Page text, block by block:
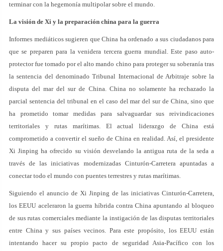
terminar con la hegemonía multipolar sobre el mundo.
La visión de Xi y la preparación china para la guerra
Informes mediáticos sugieren que China ha ordenado a sus ciudadanos para
que se preparen para la venidera tercera guerra mundial. Este paso auto-
protector fue tomado por el alto mando chino para proteger su soberanía tras
la sentencia del denominado Tribunal Internacional de Arbitraje sobre la
disputa del mar del sur de China. China no solamente ha rechazado la
parcial sentencia del tribunal en el caso del mar del sur de China, sino que
ha prometido tomar medidas para salvaguardar sus reivindicaciones
territoriales y rutas marítimas. El actual liderazgo de China está
comprometido a convertir el sueño de China en realidad. Así, el presidente
Xi Jinping ha ofrecido su visión desvelando la antigua ruta de la seda a
través de las iniciativas modernizadas Cinturón-Carretera apuntadas a
conectar todo el mundo con puentes terrestres y rutas marítimas.
Siguiendo el anuncio de Xi Jinping de las iniciativas Cinturón-Carretera,
los EEUU aceleraron la guerra híbrida contra China apuntando al bloqueo
de sus rutas comerciales mediante la instigación de las disputas territoriales
entre China y sus países vecinos. Para este propósito, los EEUU están
intentando hacer su propio pacto de seguridad Asia-Pacífico con los